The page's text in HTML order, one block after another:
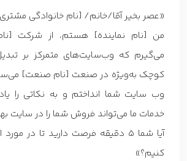
«عصر بخیر آقا/خانم/ [نام خانوادگی
من [نام نماینده] هستم، از شرکت
می‌گیرم که وب‌سایت‌های متمرکز بر
کوچک به‌ویژه در صنعت [نام صنعت]
وب سایت شما انداختم و به نکاتی را
خدمات ما می‌تواند فروش شما را در سایت
آیا شما 5 دقیقه فرصت دارید تا در
کنیم؟»